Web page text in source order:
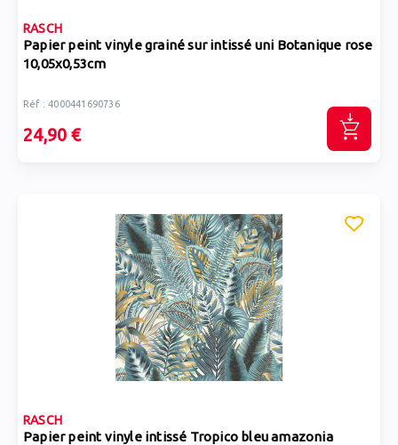
RASCH
Papier peint vinyle grainé sur intissé uni Botanique rose
10,05x0,53cm
Réf : 4000441690736
24,90 €
RASCH
Papier peint vinyle intissé Tropico bleu amazonia